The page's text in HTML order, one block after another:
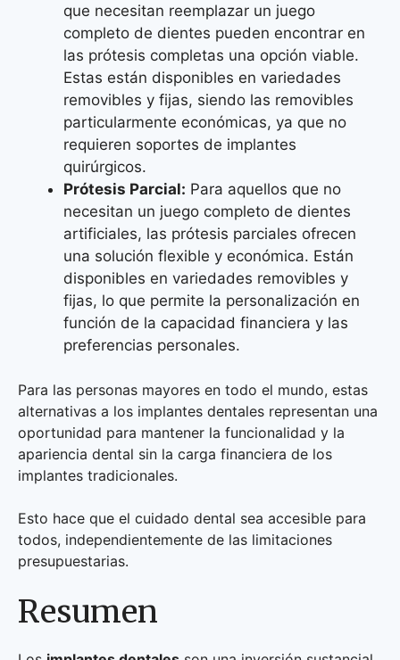
que necesitan reemplazar un juego
completo de dientes pueden encontrar en
las prótesis completas una opción viable.
Estas están disponibles en variedades
removibles y fijas, siendo las removibles
particularmente económicas, ya que no
requieren soportes de implantes
quirúrgicos.
Prótesis Parcial: Para aquellos que no
necesitan un juego completo de dientes
artificiales, las prótesis parciales ofrecen
una solución flexible y económica. Están
disponibles en variedades removibles y
fijas, lo que permite la personalización en
función de la capacidad financiera y las
preferencias personales.
Para las personas mayores en todo el mundo, estas
alternativas a los implantes dentales representan una
oportunidad para mantener la funcionalidad y la
apariencia dental sin la carga financiera de los
implantes tradicionales.
Esto hace que el cuidado dental sea accesible para
todos, independientemente de las limitaciones
presupuestarias.
Resumen